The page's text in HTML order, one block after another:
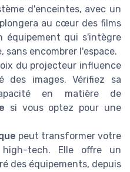
d'enceintes, avec un
au cœur des films
équipement qui s'intègre
sans encombrer l'espace.
du projecteur influence
images. Vérifiez sa
en matière de
si vous optez pour une
peut transformer votre
tech. Elle offre un
des équipements, depuis